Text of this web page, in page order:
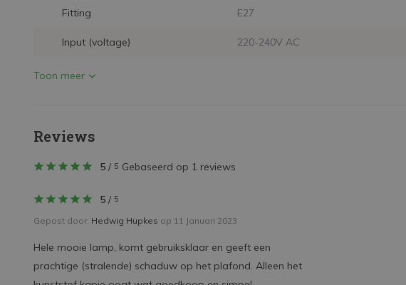
Fitting E27
Input (voltage) 220-240V AC
Toon meer
Reviews
5 / 5 Gebaseerd op 1 reviews
5 / 5
Gepost door: Hedwig Hupkes op 11 Januari 2023
Hele mooie lamp, komt gebruiksklaar en geeft een
prachtige (stralende) schaduw op het plafond. Alleen het